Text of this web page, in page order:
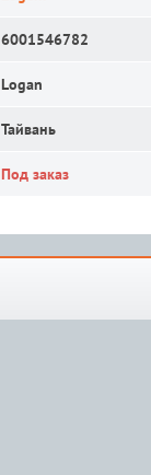
6001546782
Logan
Тайвань
Под заказ